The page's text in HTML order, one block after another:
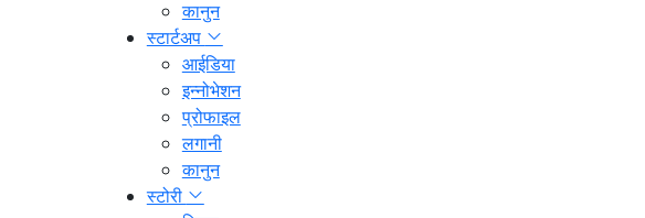
कानुन
स्टार्टअप
आईडिया
इन्नोभेशन
प्रोफाइल
लगानी
कानुन
स्टोरी